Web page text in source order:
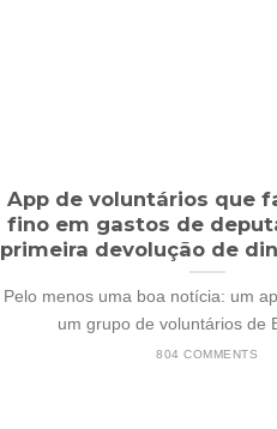
App de voluntários que
fino em gastos de
primeira devolução de
Pelo menos uma boa notícia: um
um grupo de voluntários de
804 COMMENTS